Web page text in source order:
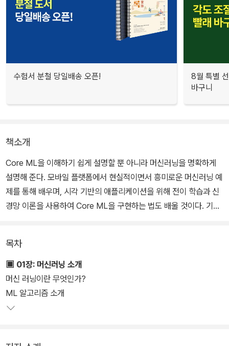
수험서 분철 당일배송 오픈!
8월 특별
바구니
책소개
Core ML을 이해하기 쉽게 설명할 뿐 아니라 머신러닝을 명확하게
설명해 준다. 모바일 플랫폼에서 현실적이면서 흥미로운 머신러닝 예
제를 통해 배우며, 시각 기반의 애플리케이션을 위해 전이 학습과 신
경망 이론을 사용하여 Core ML을 구현하는 법도 배울 것이다. 기본
지 살펴본다.
목차
▣ 01장: 머신러닝 소개
머신 러닝이란 무엇인가?
ML 알고리즘 소개